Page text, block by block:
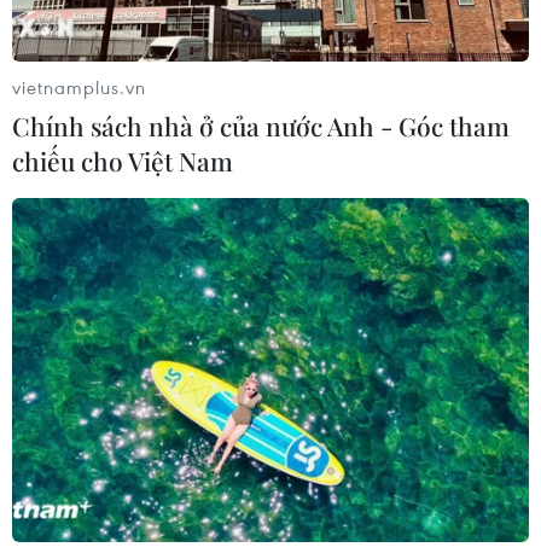
vietnamplus.vn
Chính sách nhà ở của nước Anh - Góc tham
chiếu cho Việt Nam